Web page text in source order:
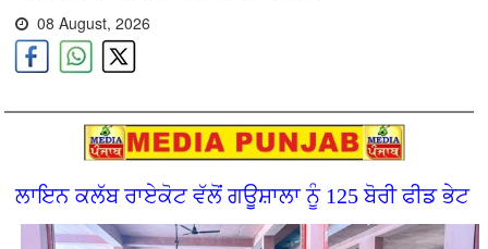
08 August, 2026
ਲਾਇਨ ਕਲੱਬ ਰਾਏਕੋਟ ਵੱਲੋਂ ਗਊਸ਼ਾਲਾ ਨੂੰ 125 ਬੋਰੀ ਫੀਡ ਭੇਟ